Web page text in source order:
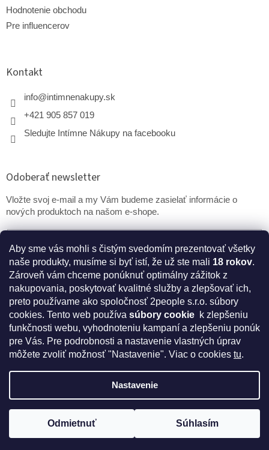
Aby sme vás mohli s čistým svedomím prezentovať všetky
naše produkty, musíme si byť istí, že už ste mali 18 rokov.
Zároveň vám chceme ponúknuť optimálny zážitok z
nakupovania, poskytovať kvalitné služby a zlepšovať ich,
preto používame ako spoločnosť 2people s.r.o. súbory
cookies. Tento web používa súbory cookie k zlepšeniu
funkčnosti webu, vyhodnoteniu kampaní a zlepšeniu ponúk
pre Vás. Pre podrobnosti a nastavenie vlastných úprav
môžete zvoliť možnosť "Nastavenie". Viac o cookies tu.
Nastavenie
Odmietnuť Súhlasím
Hodnotenie obchodu
Pre influencerov
Kontakt
info@intimnenakupy.sk
+421 905 857 019
Sledujte Intímne Nákupy na facebooku
Odoberať newsletter
Vložte svoj e-mail a my Vám budeme zasielať informácie o
nových produktoch na našom e-shope.
PRIHLÁSIŤ SA
* Disclaimer: Bezpečnostné prehlásenie k výživovým
doplnkom a kozmetike
Vytvoril Shoptet
Copyright 2026IntímneNákupy.sk . Všetky práva vyhradené.
Získajte kód na zľavu 5%